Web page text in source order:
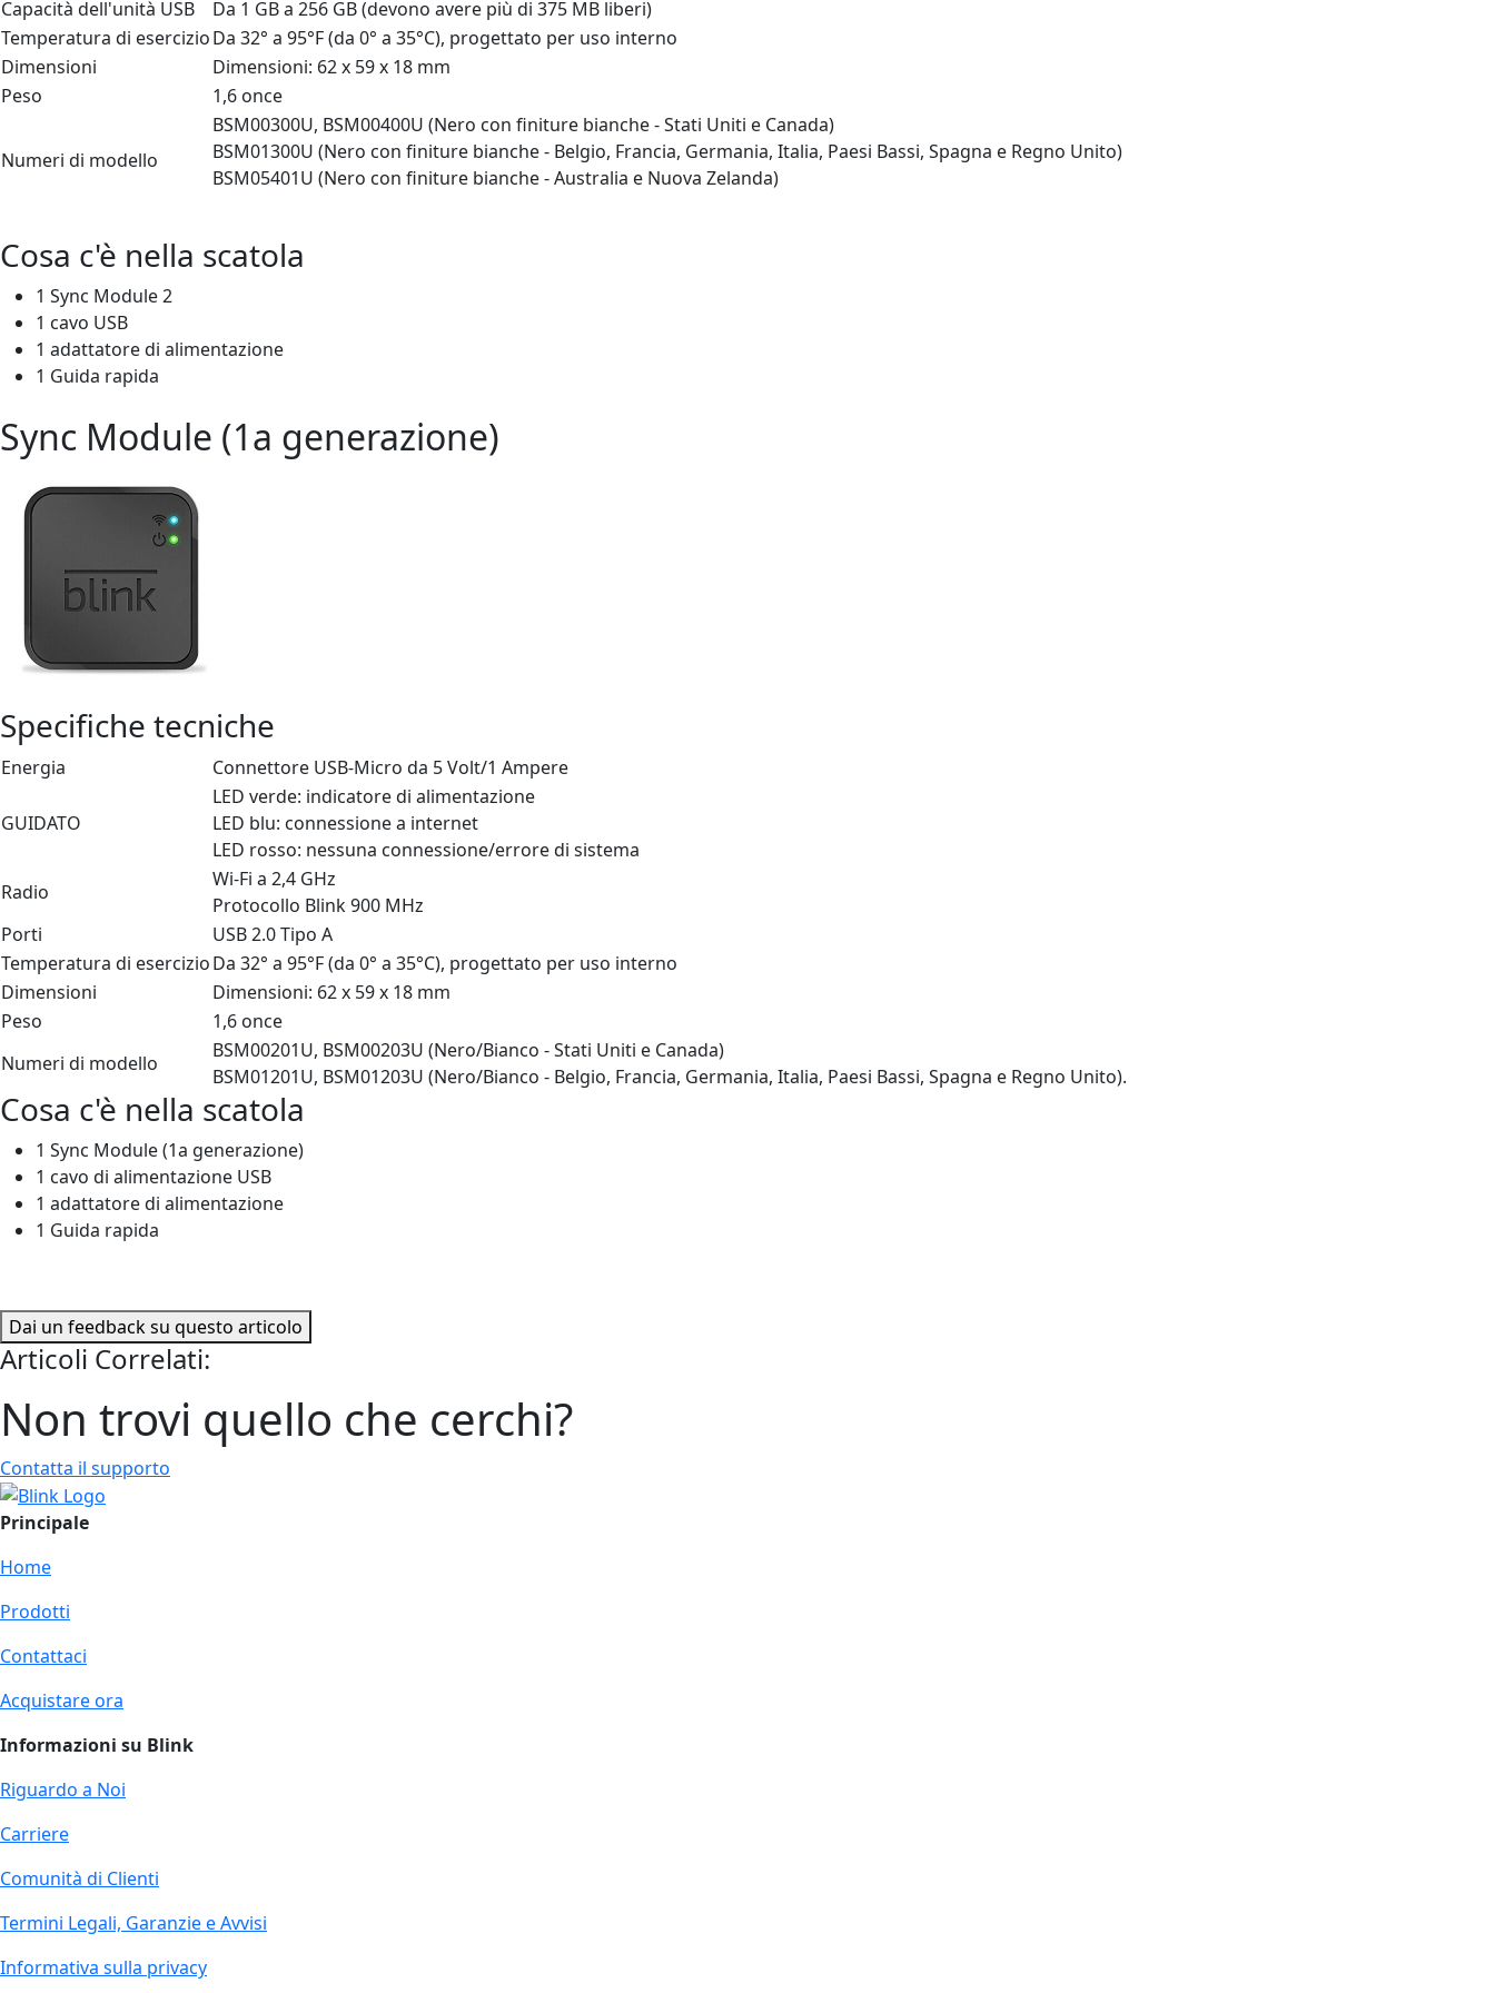
Capacità dell'unità USB
Da 1 GB a 256 GB (devono avere più di 375 MB liberi)
Temperatura di esercizioDa 32° a 95°F (da 0° a 35°C), progettato per uso interno
Dimensioni
Dimensioni: 62 x 59 x 18 mm
Peso
1,6 once
Numeri di modello
BSM00300U, BSM00400U (Nero con finiture bianche - Stati Uniti e Canada)
BSM01300U (Nero con finiture bianche - Belgio, Francia, Germania, Italia, Paesi Bassi, Spagna e Regno Unito)
BSM05401U (Nero con finiture bianche - Australia e Nuova Zelanda)
Cosa c'è nella scatola
1 Sync Module 2
1 cavo USB
1 adattatore di alimentazione
1 Guida rapida
Sync Module (1a generazione)
Specifiche tecniche
Energia Connettore USB-Micro da 5 Volt/1 Ampere
GUIDATO
LED verde: indicatore di alimentazione
LED blu: connessione a internet
LED rosso: nessuna connessione/errore di sistema
Radio
Wi-Fi a 2,4 GHz
Protocollo Blink 900 MHz
Porti
USB 2.0 Tipo A
Temperatura di esercizioDa 32° a 95°F (da 0° a 35°C), progettato per uso interno
Dimensioni
Dimensioni: 62 x 59 x 18 mm
Peso
1,6 once
Numeri di modello
BSM00201U, BSM00203U (Nero/Bianco - Stati Uniti e Canada)
BSM01201U, BSM01203U (Nero/Bianco - Belgio, Francia, Germania, Italia, Paesi Bassi, Spagna e Regno Unito).
Cosa c'è nella scatola
1 Sync Module (1a generazione)
1 cavo di alimentazione USB
1 adattatore di alimentazione
1 Guida rapida
Dai un feedback su questo articolo
Articoli Correlati:
Non trovi quello che cerchi?
Contatta il supporto
Principale
Home
Prodotti
Contattaci
Acquistare ora
Informazioni su Blink
Riguardo a Noi
Carriere
Comunità di Clienti
Termini Legali, Garanzie e Avvisi
Informativa sulla privacy